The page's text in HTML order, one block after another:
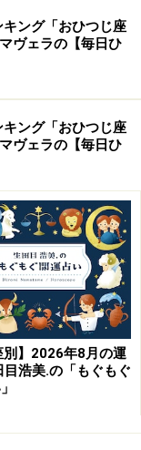
ング「おひつじ座
ヴェラの【毎日ひ
ング「おひつじ座
ヴェラの【毎日ひ
別】2026年8月の運
目浩美.の「もぐもぐ